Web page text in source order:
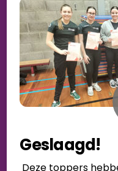
Geslaagd!
Deze toppers